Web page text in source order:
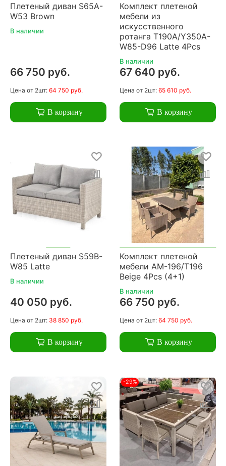
Плетеный диван S65A-
W53 Brown
В наличии
66 750 руб.
Цена от 2шт: 64 750 руб.
В корзину
Комплект плетеной
мебели из
искусственного
ротанга T190A/Y350A-
W85-D96 Latte 4Pcs
В наличии
67 640 руб.
Цена от 2шт: 65 610 руб.
В корзину
Плетеный диван S59B-
W85 Latte
В наличии
40 050 руб.
Цена от 2шт: 38 850 руб.
В корзину
Комплект плетеной
мебели AM-196/T196
Beige 4Pcs (4+1)
В наличии
66 750 руб.
Цена от 2шт: 64 750 руб.
В корзину
-29%